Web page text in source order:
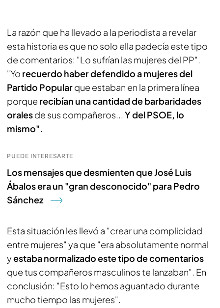
La razón que ha llevado a la periodista a revelar
esta historia es que no solo ella padecía este tipo
de comentarios: "Lo sufrían las mujeres del PP".
"Yo recuerdo haber defendido a mujeres del
Partido Popularque estaban en la primera línea
porque recibían una cantidad de barbaridades
oralesde sus compañeros... Y del PSOE, lo
mismo".
PUEDE INTERESARTE
Los mensajes que desmienten que José Luis
Ábalos era un "gran desconocido" para Pedro
Sánchez
Esta situación les llevó a "crear una complicidad
entre mujeres" ya que "era absolutamente normal
yestaba normalizado este tipo de comentarios
que tus compañeros masculinos te lanzaban". En
conclusión: "Esto lo hemos aguantado durante
mucho tiempo las mujeres".